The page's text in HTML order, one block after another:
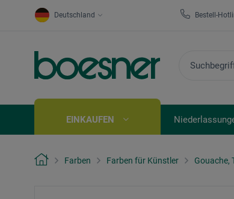
Deutschland Bestell-
EINKAUFEN
Farben Farben für Künstler Gouache,